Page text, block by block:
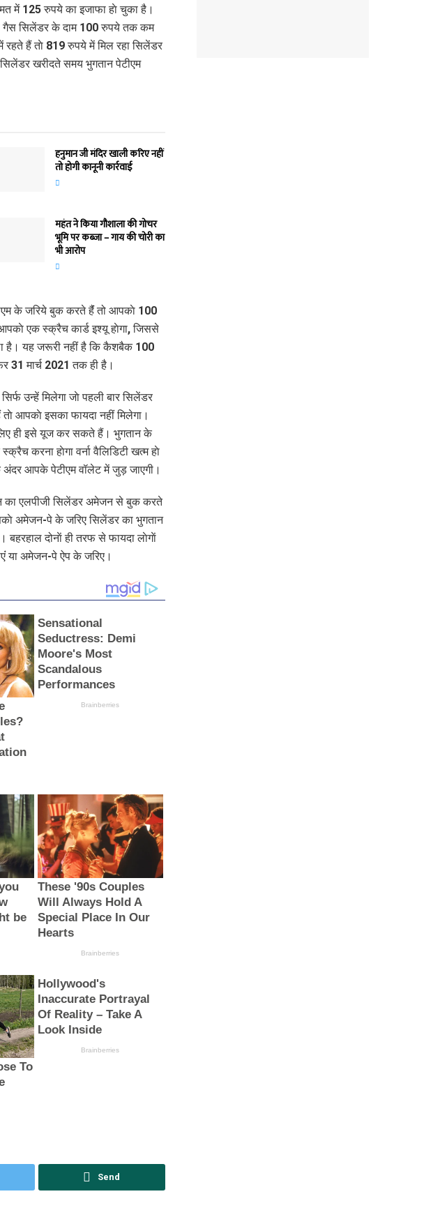
में 125 रुपये का इजाफा हाे चुका है।
गैस सिलेंडर के दाम 100 रुपये तक कम
हैं ताे 819 रुपये में मिल रहा सिलेंडर
खरीदते समय भुगतान पेटीएम
हनुमान जी मंदिर खाली करिए नहीं
तो होगी कानूनी कार्रवाई
महंत ने किया गौशाला की गोचर
भूमि पर कब्जा – गाय की चोरी का
भी आरोप
के जरिये बुक करते हैंं तो आपकाे 100
एक स्क्रैच कार्ड इश्यू हाेगा, जिससे
है। यह जरूरी नहीं है कि कैशबैक 100
31 मार्च 2021 तक ही है।
उन्हें मिलेगा जाे पहली बार सिलेंडर
आपकाे इसका फायदा नहीं मिलेगा।
ही इसे यूज कर सकते हैं। भुगतान के
करना हाेगा वर्ना वैलिडिटी खत्म हाे
आपके पेटीएम वॉलेट में जुड़ जाएगी।
का एलपीजी सिलेंडर अमेजन से बुक करते
अमेजन-पे के जरिए सिलेंडर का भुगतान
दोनाें ही तरफ से फायदा लाेगाें
या अमेजन-पे ऐप के जरिए।
Send